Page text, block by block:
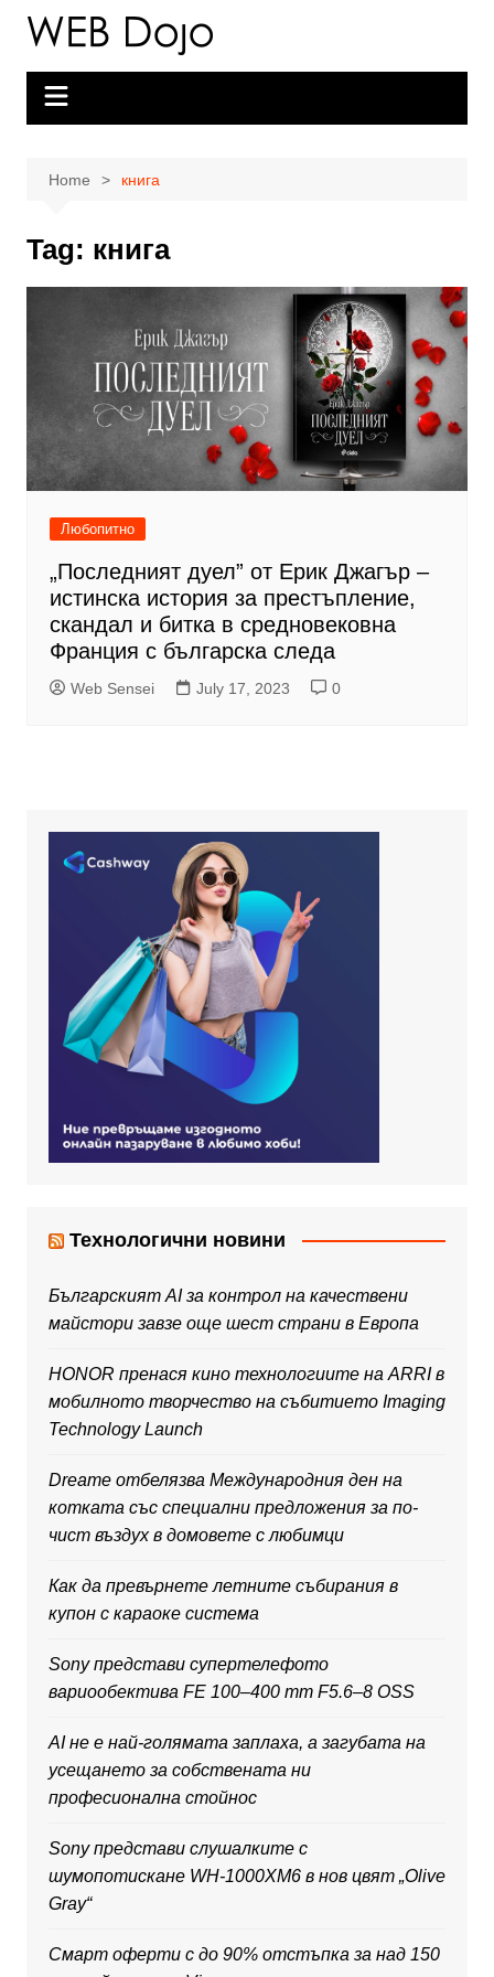
Skip
content
Home книга
Tag: книга
Любопитно
„Последният дуел” от Ерик Джагър –
истинска история за престъпление,
скандал и битка в средновековна
Франция с българска следа
Web Sensei July 17, 2023 0
Технологични новини
Българският AI за контрол на качествени
майстори завзе още шест страни в Европа
HONOR пренася кино технологиите на ARRI в
мобилното творчество на събитието Imaging
Technology Launch
Dreame отбелязва Международния ден на
котката със специални предложения за по-
чист въздух в домовете с любимци
Как да превърнете летните събирания в
купон с караоке система
Sony представи супертелефото
вариообектива FE 100–400 mm F5.6–8 OSS
AI не е най-голямата заплаха, а загубата на
усещането за собствената ни
професионална стойнос
Sony представи слушалките с
шумопотискане WH-1000XM6 в нов цвят „Olive
Gray“
Смарт оферти с до 90% отстъпка за над 150